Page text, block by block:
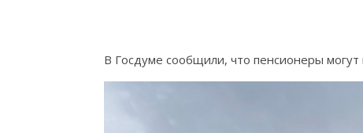
В Госдуме сообщили, что пенсионеры